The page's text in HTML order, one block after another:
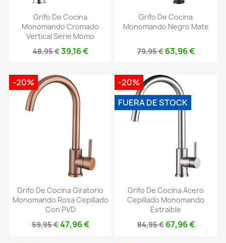
Grifo De Cocina
Monomando Cromado
Vertical Serie Momo
48,95 €39,16 €
Grifo De Cocina
Monomando Negro Mate
79,95 € 63,96 €
Grifo De Cocina Giratorio
Monomando Rosa Cepillado
Con PVD
59,95 €47,96 €
-20%
Grifo De Cocina Acero
Cepillado Monomando
Extraible
84,95 € 67,96 €
-20%
FUERA DE STOCK